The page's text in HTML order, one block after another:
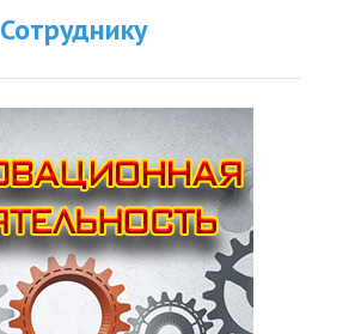
Сотруднику